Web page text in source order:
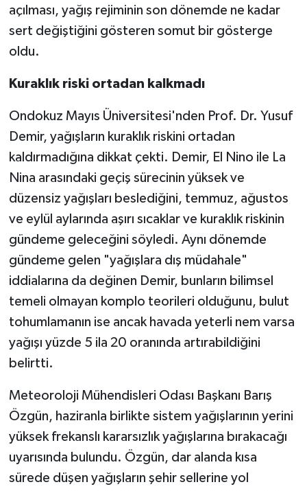
açılması, yağış rejiminin son dönemde ne kadar
sert değiştiğini gösteren somut bir gösterge
oldu.
Kuraklık riski ortadan kalkmadı
Ondokuz Mayıs Üniversitesi'nden Prof. Dr. Yusuf
Demir, yağışların kuraklık riskini ortadan
kaldırmadığına dikkat çekti. Demir, El Nino ile La
Nina arasındaki geçiş sürecinin yüksek ve
düzensiz yağışları beslediğini, temmuz, ağustos
ve eylül aylarında aşırı sıcaklar ve kuraklık riskinin
gündeme geleceğini söyledi. Aynı dönemde
gündeme gelen "yağışlara dış müdahale"
iddialarına da değinen Demir, bunların bilimsel
temeli olmayan komplo teorileri olduğunu, bulut
tohumlamanın ise ancak havada yeterli nem varsa
yağışı yüzde 5 ila 20 oranında artırabildiğini
belirtti.
Meteoroloji Mühendisleri Odası Başkanı Barış
Özgün, haziranla birlikte sistem yağışlarının yerini
yüksek frekanslı kararsızlık yağışlarına bırakacağı
uyarısında bulundu. Özgün, dar alanda kısa
sürede düşen yağışların şehir sellerine yol